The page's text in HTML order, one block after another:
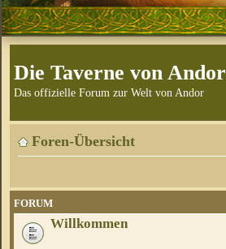
Die Taverne von Andor
Das offizielle Forum zur Welt von Andor
Foren-Übersicht
FORUM
Willkommen